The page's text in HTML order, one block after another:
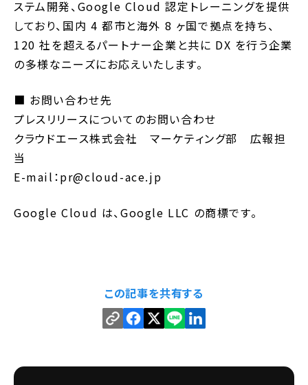
ステム開発、Google Cloud 認定トレーニングを提供
しており、国内 4 都市と海外 8 ヶ国で拠点を持ち、
120 社を超えるパートナー企業と共に DX を行う企業
の多様なニーズにお応えいたします。
■ お問い合わせ先
プレスリリースについてのお問い合わせ
クラウドエース株式会社 マーケティング部 広報担
当
E-mail：pr@cloud-ace.jp
Google Cloud は、Google LLC の商標です。
この記事を共有する